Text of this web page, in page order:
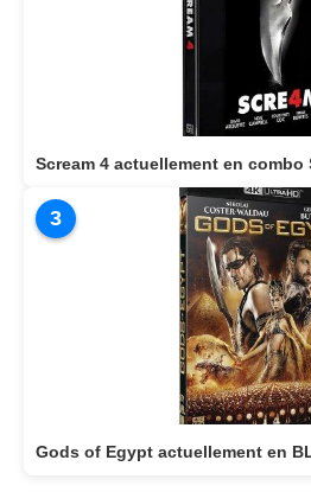
3
Gods of Egypt actuellement en